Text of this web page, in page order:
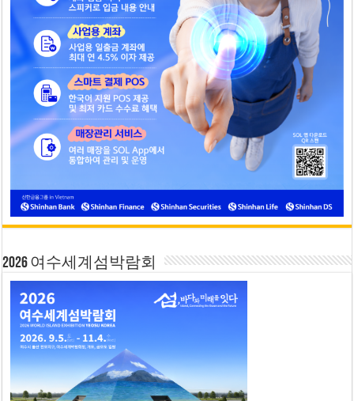
2026 여수세계섬박람회